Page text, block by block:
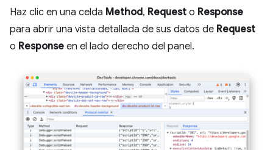
Haz clic en una celda Method, Request o Response
para abrir una vista detallada de sus datos de Request
o Response en el lado derecho del panel.